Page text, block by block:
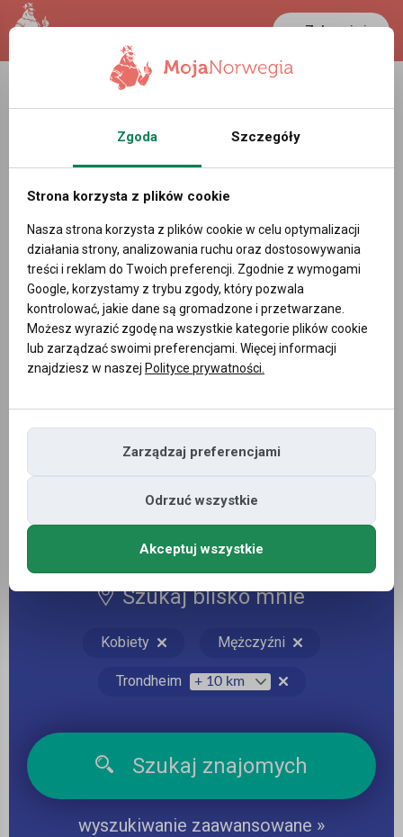
Zaloguj się
Szukaj znajomych w
Norwegii
Płeć:
Szukaj blisko mnie
Kobiety Mężczyźni
Trondheim
Szukaj znajomych
wyszukiwanie zaawansowane »
Zgoda Szczegóły
Strona korzysta z plików cookie
Nasza strona korzysta z plików cookie w celu optymalizacji
działania strony, analizowania ruchu oraz dostosowywania
treści i reklam do Twoich preferencji. Zgodnie z wymogami
Google, korzystamy z trybu zgody, który pozwala
kontrolować, jakie dane są gromadzone i przetwarzane.
Możesz wyrazić zgodę na wszystkie kategorie plików cookie
lub zarządzać swoimi preferencjami. Więcej informacji
znajdziesz w naszej Polityce prywatności.
Zarządzaj preferencjami
Odrzuć wszystkie
Akceptuj wszystkie